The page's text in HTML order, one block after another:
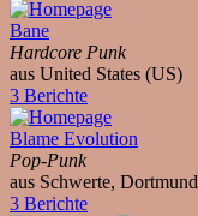
Bane
Hardcore Punk
aus United States (US)
3 Berichte
Blame Evolution
Pop-Punk
aus Schwerte, Dortmund
3 Berichte